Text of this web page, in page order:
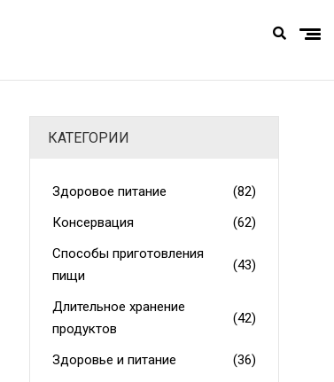
КАТЕГОРИИ
Здоровое питание
(82)
Консервация
(62)
Способы приготовления
пищи
(43)
Длительное хранение
продуктов
(42)
Здоровье и питание
(36)